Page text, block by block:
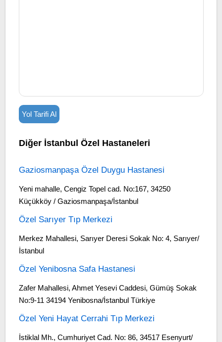
Yol Tarifi Al
Diğer İstanbul Özel Hastaneleri
Gaziosmanpaşa Özel Duygu Hastanesi
Yeni mahalle, Cengiz Topel cad. No:167, 34250
Küçükköy / Gaziosmanpaşa/İstanbul
Özel Sarıyer Tıp Merkezi
Merkez Mahallesi, Sarıyer Deresi Sokak No: 4, Sarıyer/
İstanbul
Özel Yenibosna Safa Hastanesi
Zafer Mahallesi, Ahmet Yesevi Caddesi, Gümüş Sokak
No:9-11 34194 Yenibosna/İstanbul Türkiye
Özel Yeni Hayat Cerrahi Tıp Merkezi
İstiklal Mh., Cumhuriyet Cad. No: 86, 34517 Esenyurt/